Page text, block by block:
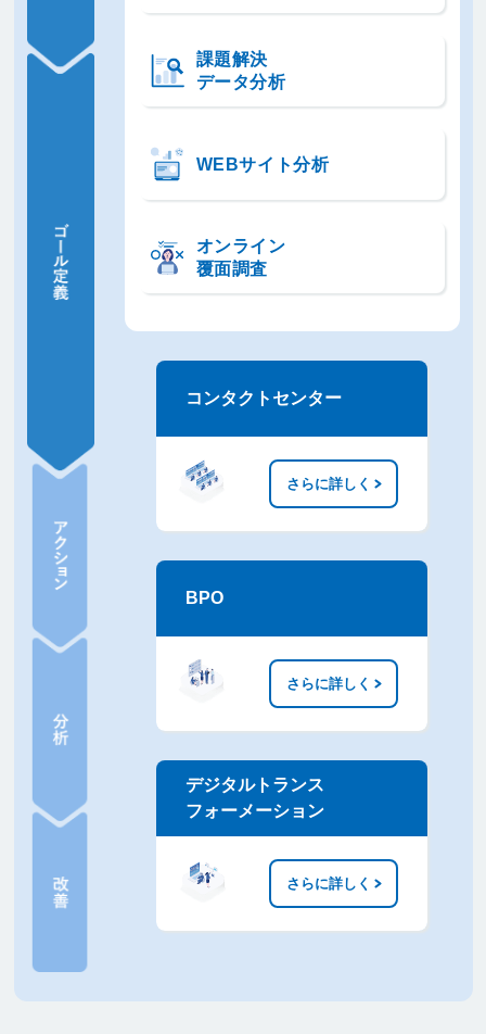
課題解決
データ分析
WEBサイト分析
オンライン
覆面調査
コンタクトセンター
さらに詳しく
BPO
さらに詳しく
デジタルトランス
フォーメーション
さらに詳しく